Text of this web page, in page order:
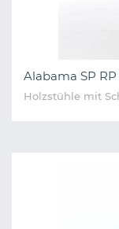
Alabama SP RP
Holzstühle mit